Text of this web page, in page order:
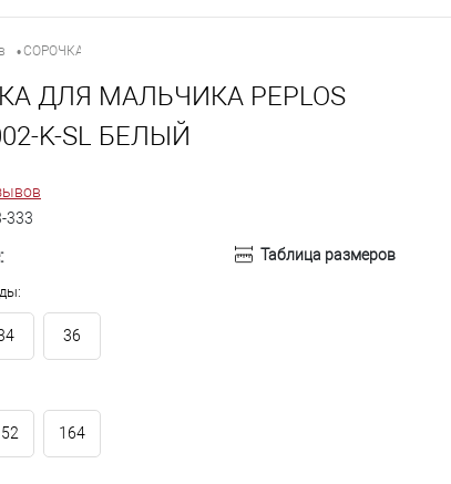
•СОРОЧКА ДЛЯ МАЛЬЧИКА PEPLOS SH22J002-K-SL БЕЛЫЙ
ДЛЯ МАЛЬЧИКА PEPLOS
K-SL БЕЛЫЙ
333
Таблица размеров
36
164